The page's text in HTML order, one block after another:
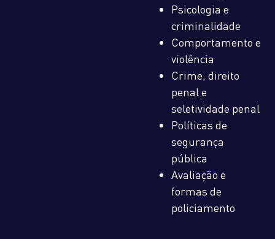
Psicologia e
criminalidade
Comportamento e
violência
Crime, direito
penal e
seletividade penal
Políticas de
segurança
pública
Avaliação e
formas de
policiamento